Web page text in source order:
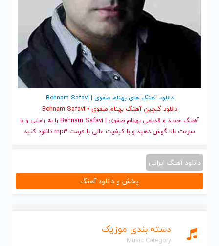
دسته بندی موزیک
Music Category
دانلود آهنگ های بهنام صفوی | Behnam Safavi
دانلود گلچین آهنگ بهنام صفوی • Behnam Safavi
آهنگ جدید
و قدیمی بهنام صفوی | Behnam Safavi را به راحتی و با
سرعت بالا گوش دهید و با کیفیت عالی با فرمت mp3 دانلود کنید
دانلود آهنگ ایرانی
پخش و دانلود آهنگ